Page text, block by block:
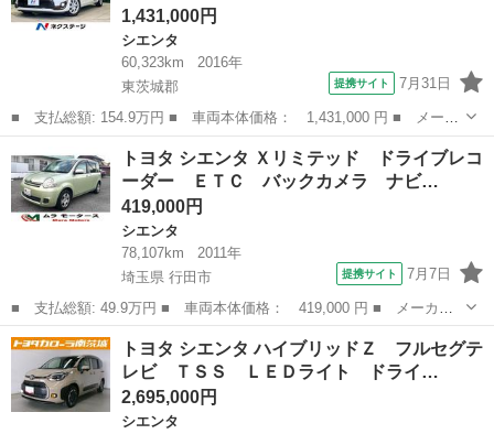
1,431,000円
シエンタ
60,323km
2016年
東茨城郡
提携サイト 7月31日
■ 支払総額: 154.9万円 ■ 車両本体価格： 1,431,000 円 ■ メーカ
ー名： トヨタ ■ 車種名： シエンタ ■ グレード名： ハイブリ
ッドＧ 純正ナビ バックカメラ 衝突被害軽減システム 両側電動
スライド...
東茨城郡 シエンタ
トヨタ シエンタ Ｘリミテッド ドライブレコ
ーダー ＥＴＣ バックカメラ ナビ…
419,000円
シエンタ
78,107km
2011年
埼玉県 行田市
提携サイト 7月7日
■ 支払総額: 49.9万円 ■ 車両本体価格： 419,000 円 ■ メーカー
名： トヨタ ■ 車種名： シエンタ ■ グレード名： Ｘリミテッ
ド ドライブレコーダー ＥＴＣ バックカメラ ナビ ＴＶ 両側
スライド・片...
埼玉 行田市 シエンタ
トヨタ シエンタ ハイブリッドＺ フルセグテ
レビ ＴＳＳ ＬＥＤライト ドライ…
2,695,000円
シエンタ